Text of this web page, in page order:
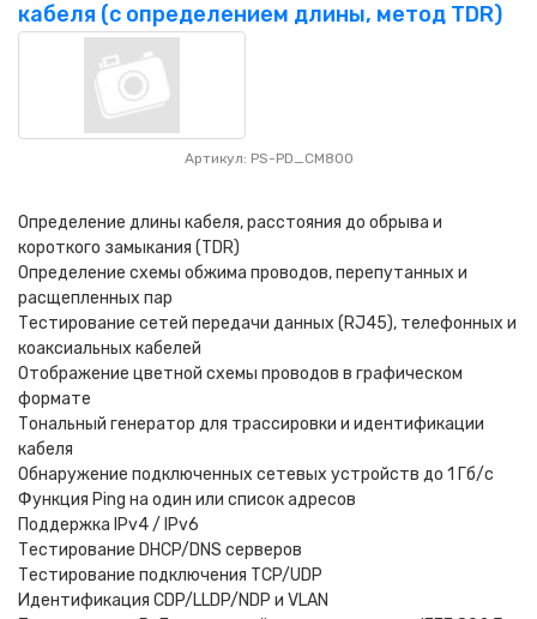
кабеля (с определением длины, метод TDR)
Артикул: PS-PD_CM800
Определение длины кабеля, расстояния до обрыва и
короткого замыкания (TDR)
Определение схемы обжима проводов, перепутанных и
расщепленных пар
Тестирование сетей передачи данных (RJ45), телефонных и
коаксиальных кабелей
Отображение цветной схемы проводов в графическом
формате
Тональный генератор для трассировки и идентификации
кабеля
Обнаружение подключенных сетевых устройств до 1 Гб/с
Функция Ping на один или список адресов
Поддержка IPv4 / IPv6
Тестирование DHCP/DNS серверов
Тестирование подключения TCP/UDP
Идентификация CDP/LLDP/NDP и VLAN